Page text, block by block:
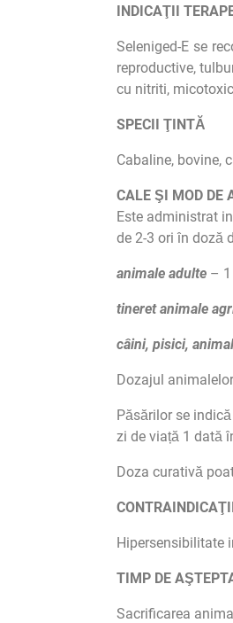
INDICAŢII
Seleniged-E se
reproductive,
cu nitriti,
SPECII ŢINTĂ
Cabaline, bovine,
CALE ŞI MOD DE
Este administrat
de 2-3 ori în doză
animale adulte –
tineret animale
câini, pisici,
Dozajul
Păsărilor se
zi de viață 1 dată
Doza curativă
Hipersensibilitate
TIMP DE
Sacrificarea